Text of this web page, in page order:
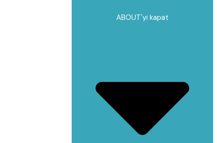
ABOUT'yi kapat